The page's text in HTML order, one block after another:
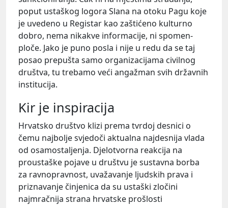
poput ustaškog logora Slana na otoku Pagu koje
je uvedeno u Registar kao zaštićeno kulturno
dobro, nema nikakve informacije, ni spomen-
ploče. Jako je puno posla i nije u redu da se taj
posao prepušta samo organizacijama civilnog
društva, tu trebamo veći angažman svih državnih
institucija.
Kir je inspiracija
Hrvatsko društvo klizi prema tvrdoj desnici o
čemu najbolje svjedoči aktualna najdesnija vlada
od osamostaljenja. Djelotvorna reakcija na
proustaške pojave u društvu je sustavna borba
za ravnopravnost, uvažavanje ljudskih prava i
priznavanje činjenica da su ustaški zločini
najmračnija strana hrvatske prošlosti